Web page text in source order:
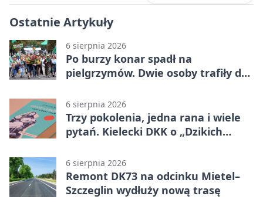
Ostatnie Artykuły
6 sierpnia 2026
Po burzy konar spadł na
pielgrzymów. Dwie osoby trafiły do
6 sierpnia 2026
Trzy pokolenia, jedna rana i wiele
pytań. Kielecki DKK o „Dzikich
6 sierpnia 2026
Remont DK73 na odcinku Mietel–
Szczeglin wydłuży nową trasę